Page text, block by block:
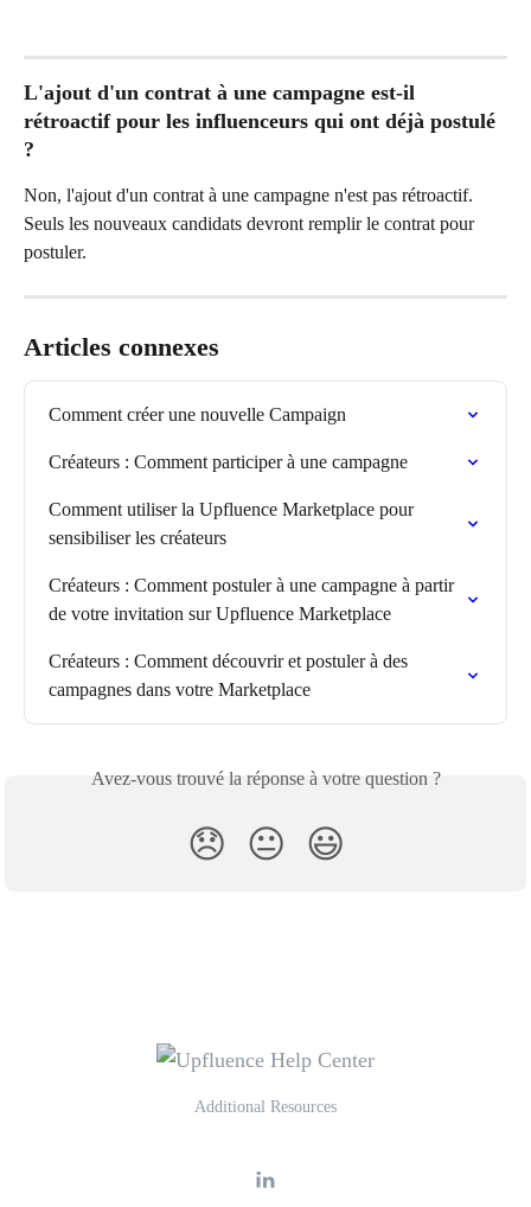
L'ajout d'un contrat à une campagne est-il
rétroactif pour les influenceurs qui ont déjà postulé
?
Non, l'ajout d'un contrat à une campagne n'est pas rétroactif.
Seuls les nouveaux candidats devront remplir le contrat pour
postuler.
Articles connexes
Comment créer une nouvelle Campaign
Créateurs : Comment participer à une campagne
Comment utiliser la Upfluence Marketplace pour
sensibiliser les créateurs
Créateurs : Comment postuler à une campagne à partir
de votre invitation sur Upfluence Marketplace
Créateurs : Comment découvrir et postuler à des
campagnes dans votre Marketplace
Avez-vous trouvé la réponse à votre question ?
😞 😐 😃
Additional Resources